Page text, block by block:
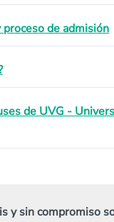
de admisión
de UVG -
y sin compromiso